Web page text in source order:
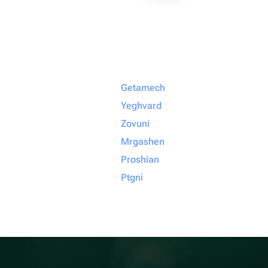
Getamech
Yeghvard
Zovuni
Mrgashen
Proshian
Ptgni